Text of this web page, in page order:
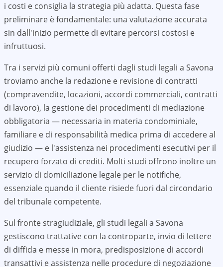
i costi e consiglia la strategia più adatta. Questa fase
preliminare è fondamentale: una valutazione accurata
sin dall'inizio permette di evitare percorsi costosi e
infruttuosi.
Tra i servizi più comuni offerti dagli studi legali a Savona
troviamo anche la redazione e revisione di contratti
(compravendite, locazioni, accordi commerciali, contratti
di lavoro), la gestione dei procedimenti di mediazione
obbligatoria — necessaria in materia condominiale,
familiare e di responsabilità medica prima di accedere al
giudizio — e l'assistenza nei procedimenti esecutivi per il
recupero forzato di crediti. Molti studi offrono inoltre un
servizio di domiciliazione legale per le notifiche,
essenziale quando il cliente risiede fuori dal circondario
del tribunale competente.
Sul fronte stragiudiziale, gli studi legali a Savona
gestiscono trattative con la controparte, invio di lettere
di diffida e messe in mora, predisposizione di accordi
transattivi e assistenza nelle procedure di negoziazione